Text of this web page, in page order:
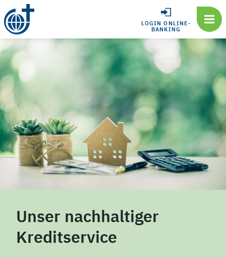
LOGIN ONLINE-
BANKING
Unser nachhaltiger
Kreditservice